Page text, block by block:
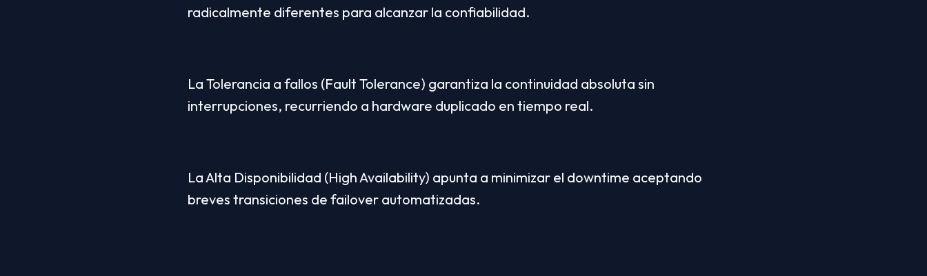
radicalmente diferentes para alcanzar la confiabilidad.
La Tolerancia a fallos (Fault Tolerance) garantiza la continuidad absoluta sin
interrupciones, recurriendo a hardware duplicado en tiempo real.
La Alta Disponibilidad (High Availability) apunta a minimizar el downtime aceptando
breves transiciones de failover automatizadas.